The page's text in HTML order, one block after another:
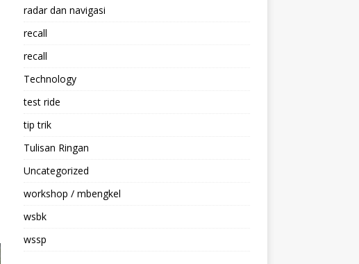
radar dan navigasi
recall
recall
Technology
test ride
tip trik
Tulisan Ringan
Uncategorized
workshop / mbengkel
wsbk
wssp